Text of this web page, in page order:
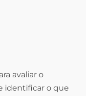
avaliar o
identificar o que